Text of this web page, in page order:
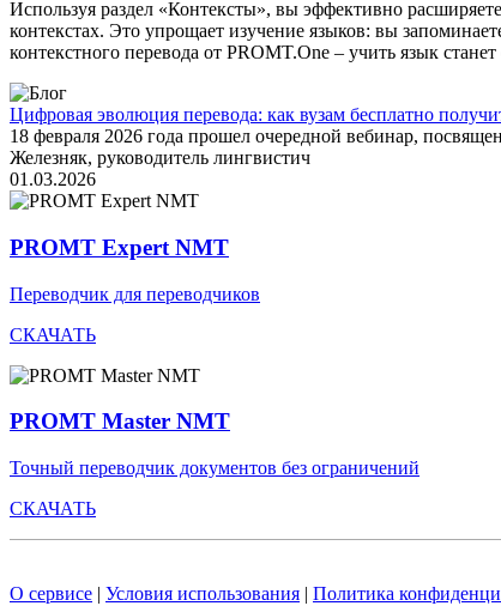
Используя раздел «Контексты», вы эффективно
контекстах. Это упрощает изучение языков: вы
контекстного перевода от PROMT.One – учить язык
Цифровая эволюция перевода: как вузам бесплатно
18 февраля 2026 года прошел очередной вебинар,
Железняк, руководитель лингвистич
01.03.2026
PROMT Expert NMT
Переводчик для переводчиков
СКАЧАТЬ
PROMT Master NMT
Точный переводчик документов без ограничений
СКАЧАТЬ
О сервисе | Условия использования | Политика